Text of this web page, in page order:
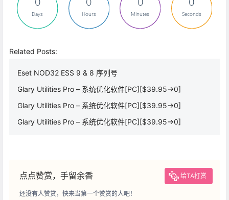
Days Hours Minutes Seconds
Related Posts:
Eset NOD32 ESS 9 & 8 序列号
Glary Utilities Pro – 系统优化软件[PC][$39.95→0]
Glary Utilities Pro – 系统优化软件[PC][$39.95→0]
Glary Utilities Pro – 系统优化软件[PC][$39.95→0]
点点赞赏，手留余香 给TA打赏
还没有人赞赏，快来当第一个赞赏的人吧！